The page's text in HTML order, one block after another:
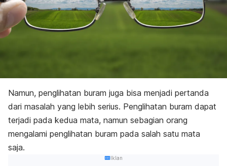
Namun, penglihatan buram juga bisa menjadi pertanda
dari masalah yang lebih serius. Penglihatan buram dapat
terjadi pada kedua mata, namun sebagian orang
mengalami penglihatan buram pada salah satu mata
saja.
Iklan